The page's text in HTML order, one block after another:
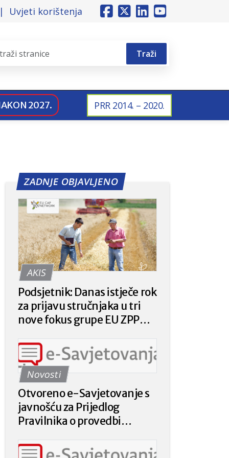
Uvjeti korištenja
Traži
2027. PRR 2014. – 2020.
ZADNJE OBJAVLJENO
AKIS
Podsjetnik: Danas istječe rok
za prijavu stručnjaka u tri
nove fokus grupe EU ZPP
Novosti
Otvoreno e-Savjetovanje s
javnošću za Prijedlog
Pravilnika o provedbi
plaćanja poljoprivrednicima